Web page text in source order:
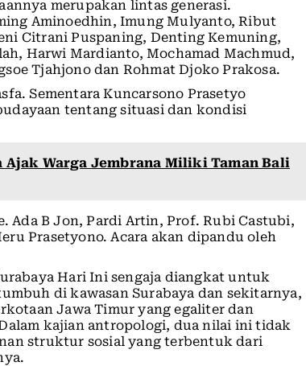
merupakan lintas generasi.
Aminoedhin, Imung Mulyanto, Ribut
Citrani Puspaning, Denting Kemuning,
Harwi Mardianto, Mochamad Machmud,
Tjahjono dan Rohmat Djoko Prakosa.
Sementara Kuncarsono Prasetyo
tentang situasi dan kondisi
Warga Jembrana Miliki Taman Bali
B Jon, Pardi Artin, Prof. Rubi Castubi,
Prasetyono. Acara akan dipandu oleh
Hari Ini sengaja diangkat untuk
di kawasan Surabaya dan sekitarnya,
Jawa Timur yang egaliter dan
kajian antropologi, dua nilai ini tidak
struktur sosial yang terbentuk dari